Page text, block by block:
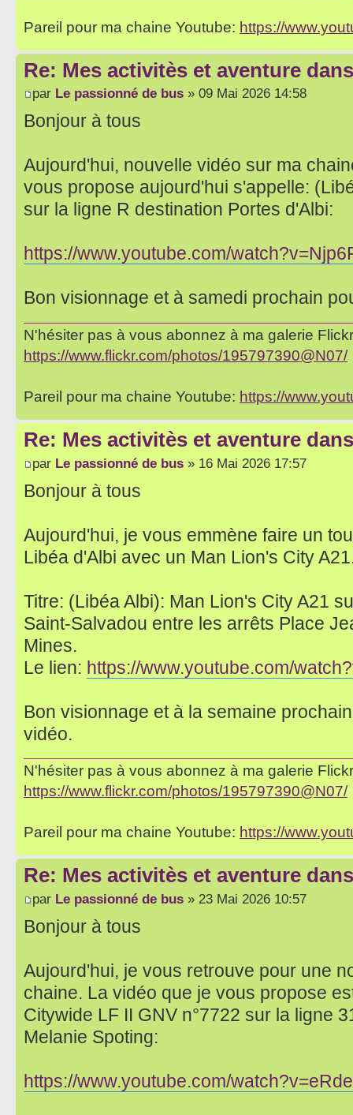
Pareil pour ma chaine Youtube: https://
Re: Mes activitès et aventure
par Le passionné de bus » 09 Mai 2026 14:58
Bonjour à tous
Aujourd'hui, nouvelle vidéo sur ma
vous propose aujourd'hui s'appelle:
sur la ligne R destination Portes d'Albi:
https://www.youtube.com/
Bon visionnage et à samedi prochain
N'hésiter pas à vous abonnez à ma galerie
https://www.flickr.com/photos/195797390@N07/
Pareil pour ma chaine Youtube: https://
Re: Mes activitès et aventure
par Le passionné de bus » 16 Mai 2026 17:57
Bonjour à tous
Aujourd'hui, je vous emmène faire un
Libéa d'Albi avec un Man Lion's City
Titre: (Libéa Albi): Man Lion's City A21
Saint-Salvadou entre les arrêts Place
Mines.
Le lien: https://www.youtube.com/
Bon visionnage et à la semaine
vidéo.
N'hésiter pas à vous abonnez à ma galerie
https://www.flickr.com/photos/195797390@N07/
Pareil pour ma chaine Youtube: https://
Re: Mes activitès et aventure
par Le passionné de bus » 23 Mai 2026 10:57
Bonjour à tous
Aujourd'hui, je vous retrouve pour une
chaine. La vidéo que je vous propose
Citywide LF II GNV n°7722 sur la ligne
Melanie Spoting:
https://www.youtube.com/